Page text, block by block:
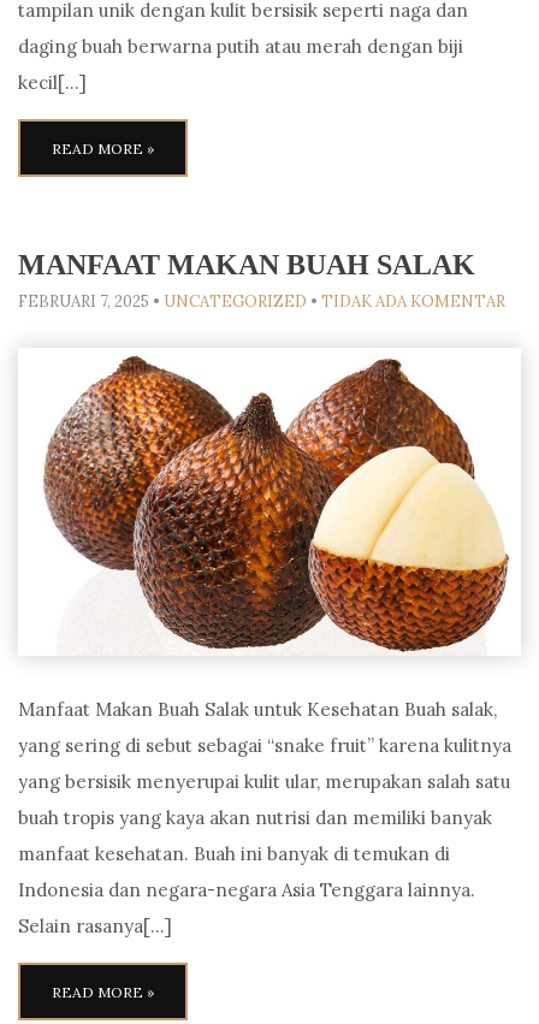
tampilan unik dengan kulit bersisik seperti naga dan
daging buah berwarna putih atau merah dengan biji
kecil[…]
READ MORE »
MANFAAT MAKAN BUAH SALAK
FEBRUARI 7, 2025 • UNCATEGORIZED • TIDAK ADA KOMENTAR
Manfaat Makan Buah Salak untuk Kesehatan Buah salak,
yang sering di sebut sebagai “snake fruit” karena kulitnya
yang bersisik menyerupai kulit ular, merupakan salah satu
buah tropis yang kaya akan nutrisi dan memiliki banyak
manfaat kesehatan. Buah ini banyak di temukan di
Indonesia dan negara-negara Asia Tenggara lainnya.
Selain rasanya[…]
READ MORE »